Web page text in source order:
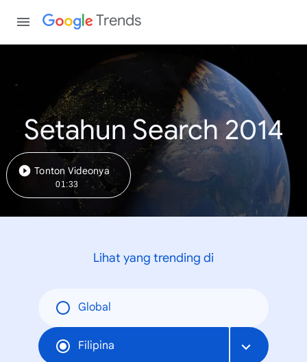
Trends
Setahun Search 2014
Tonton Videonya
01:33
Lihat yang trending di
Global
Filipina